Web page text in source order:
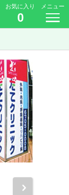
お気に入り
0
メニュー